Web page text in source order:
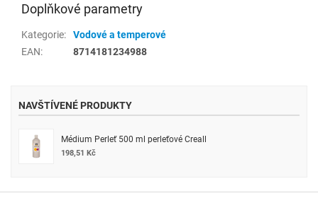
Doplňkové parametry
Kategorie:
Vodové a temperové
EAN: 8714181234988
NAVŠTÍVENÉ PRODUKTY
Médium Perleť 500 ml perleťové Creall
198,51 Kč